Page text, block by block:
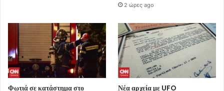
2 ώρες ago
Φωτιά σε κατάστημα στο Νέα αρχεία με UFO